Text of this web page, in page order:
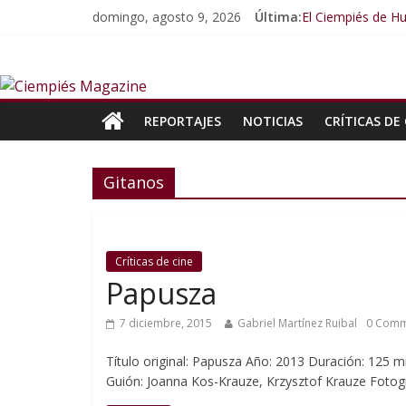
domingo, agosto 9, 2026 Última:El Ciempiés de
El Ciempiés de
REPORTAJES
NOTICIAS CRÍTICAS DE
Gitanos
Críticas de cine
Papusza
7 diciembre, 2015 Gabriel Martínez Ruibal 0
Título original: Papusza Año: 2013 Duración: 125
Guión: Joanna Kos-Krauze, Krzysztof Krauze